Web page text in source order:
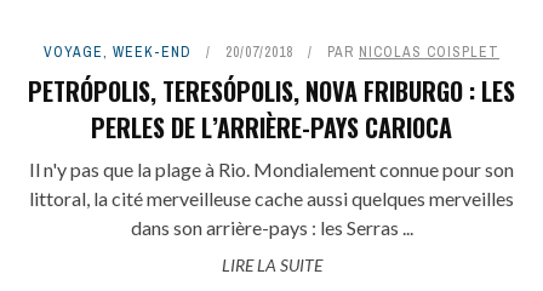
VOYAGE, WEEK-END 20/07/2018 PAR NICOLAS COISPLET
PETRÓPOLIS, TERESÓPOLIS, NOVA FRIBURGO : LES
PERLES DE L’ARRIÈRE-PAYS CARIOCA
Il n'y pas que la plage à Rio. Mondialement connue pour son
littoral, la cité merveilleuse cache aussi quelques merveilles
dans son arrière-pays : les Serras ...
LIRE LA SUITE